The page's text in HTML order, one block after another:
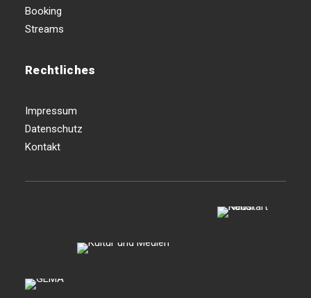
Booking
Streams
Rechtliches
Impressum
Datenschutz
Kontakt